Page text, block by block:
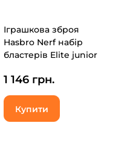
Іграшкова зброя
Hasbro Nerf набір
бластерів Elite junior
1 146 грн.
Купити